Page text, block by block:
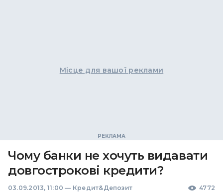
Місце для вашої реклами
Чому банки не хочуть видавати
довгострокові кредити?
03.09.2013, 11:00 — Кредит&Депозит 4772